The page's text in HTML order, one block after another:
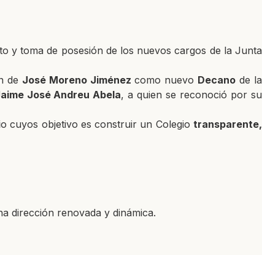
y toma de posesión de los nuevos cargos de la Junta
de José Moreno Jiménez como nuevo Decano de la
José Andreu Abela, a quien se reconoció por su
cuyos objetivo es construir un Colegiotransparente,
dirección renovada y dinámica.